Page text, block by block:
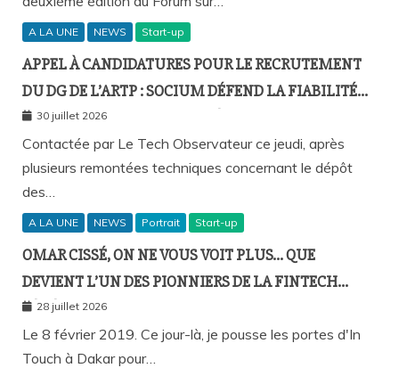
A LA UNE NEWS Start-up
APPEL À CANDIDATURES POUR LE RECRUTEMENT
DU DG DE L’ARTP : SOCIUM DÉFEND LA FIABILITÉ
DE SA PLATEFORME MALGRÉ PLUSIEURS
REMONTÉES TECHNIQUES
30 juillet 2026
Contactée par Le Tech Observateur ce jeudi, après
plusieurs remontées techniques concernant le dépôt
des…
A LA UNE NEWS Portrait Start-up
OMAR CISSÉ, ON NE VOUS VOIT PLUS… QUE
DEVIENT L’UN DES PIONNIERS DE LA FINTECH
SÉNÉGALAISE ?
28 juillet 2026
Le 8 février 2019. Ce jour-là, je pousse les portes d'In
Touch à Dakar pour…